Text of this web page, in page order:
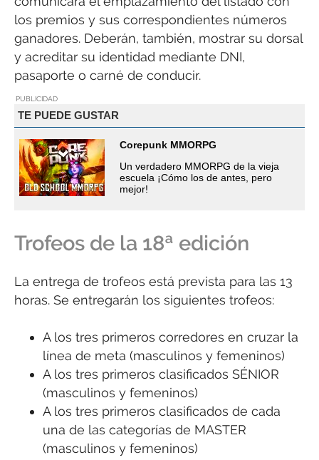
los premios y sus correspondientes números
ganadores. Deberán, también, mostrar su dorsal
y acreditar su identidad mediante DNI,
pasaporte o carné de conducir.
PUBLICIDAD
TE PUEDE GUSTAR
Corepunk MMORPG
Un verdadero MMORPG de la vieja
escuela ¡Cómo los de antes, pero
mejor!
Trofeos de la 18ª edición
La entrega de trofeos está prevista para las 13
horas. Se entregarán los siguientes trofeos:
A los tres primeros corredores en cruzar la
línea de meta (masculinos y femeninos)
A los tres primeros clasificados SÉNIOR
(masculinos y femeninos)
A los tres primeros clasificados de cada
una de las categorías de MASTER
(masculinos y femeninos)